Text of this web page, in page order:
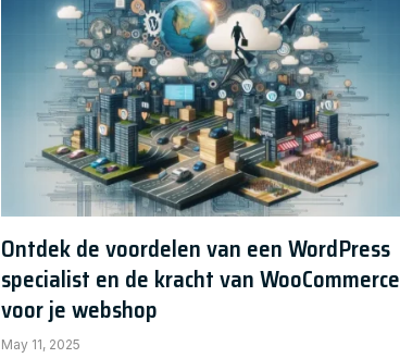
Ontdek de voordelen van een WordPress
specialist en de kracht van WooCommerce
voor je webshop
May 11, 2025